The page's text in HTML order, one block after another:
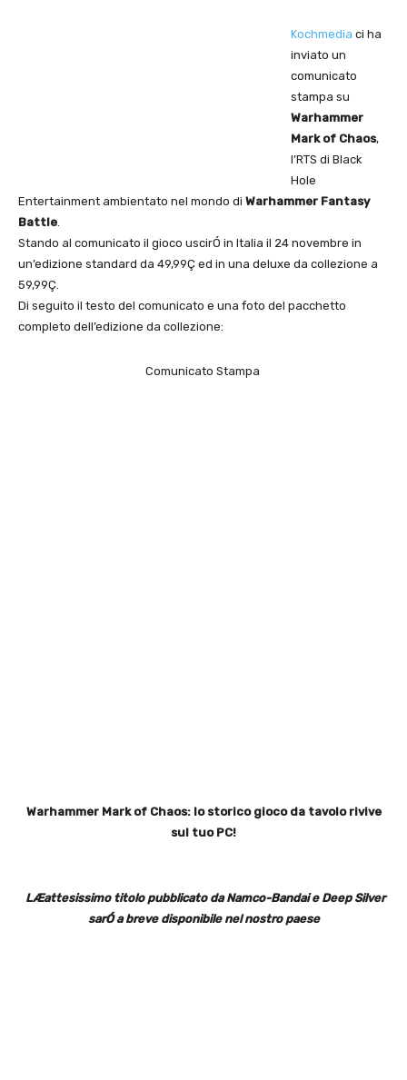
Kochmedia ci ha
inviato un
comunicato
stampa su
Warhammer
Mark of Chaos,
l’RTS di Black
Hole
Entertainment ambientato nel mondo di Warhammer Fantasy
Battle.
Stando al comunicato il gioco uscirÓ in Italia il 24 novembre in
un’edizione standard da 49,99Ç ed in una deluxe da collezione a
59,99Ç.
Di seguito il testo del comunicato e una foto del pacchetto
completo dell’edizione da collezione:
Comunicato Stampa
Warhammer Mark of Chaos: lo storico gioco da tavolo rivive
sul tuo PC!
LÆattesissimo titolo pubblicato da Namco-Bandai e Deep Silver
sarÓ a breve disponibile nel nostro paese